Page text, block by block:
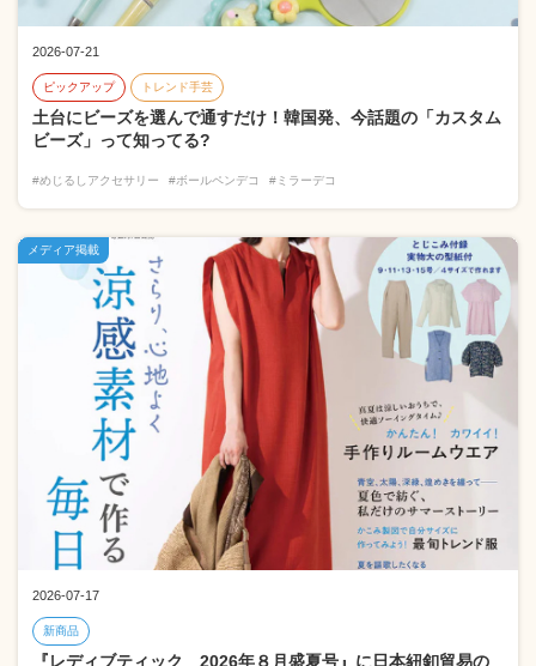
2026-07-21
ピックアップ トレンド手芸
土台にビーズを選んで通すだけ！韓国発、今話題の「カスタム
ビーズ」って知ってる?
#めじるしアクセサリー #ボールペンデコ #ミラーデコ
2026-07-17
新商品
『レディブティック 2026年８月盛夏号』に日本紐釦貿易の
メディア掲載